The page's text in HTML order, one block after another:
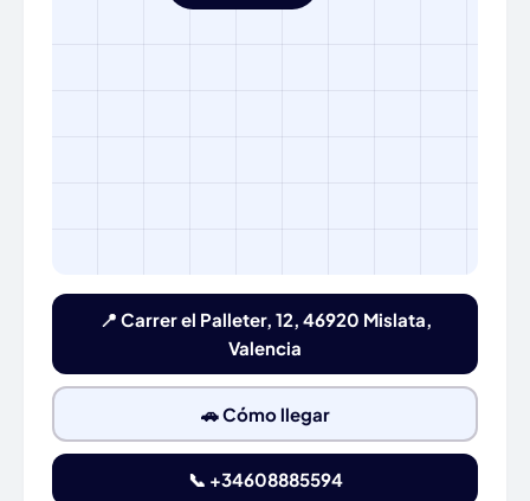
📍 Carrer el Palleter, 12, 46920 Mislata,
Valencia
🚗 Cómo llegar
📞 +34608885594